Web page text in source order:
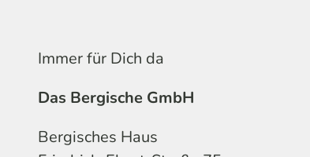
Immer für Dich da
Das Bergische GmbH
Bergisches Haus